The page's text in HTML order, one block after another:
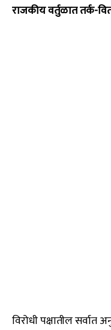
राजकीय वर्तुळात तर्क-
विरोधी पक्षातील सर्वात